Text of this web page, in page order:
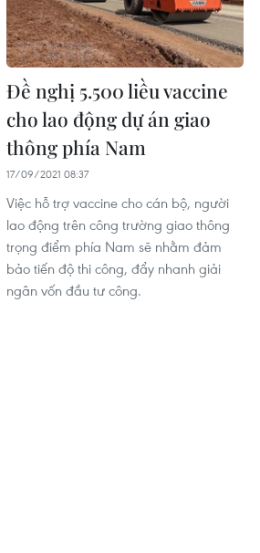
Đề nghị 5.500 liều vaccine
cho lao động dự án giao
thông phía Nam
17/09/2021 08:37
Việc hỗ trợ vaccine cho cán bộ, người
lao động trên công trường giao thông
trọng điểm phía Nam sẽ nhằm đảm
bảo tiến độ thi công, đẩy nhanh giải
ngân vốn đầu tư công.